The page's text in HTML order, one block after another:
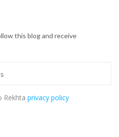
this blog and receive
Rekhta privacy policy